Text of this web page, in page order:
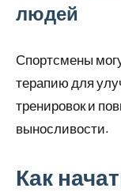
людей
Спортсмены
терапию для
тренировок и
выносливости.
Как